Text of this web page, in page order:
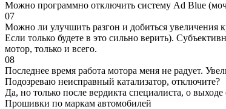
Можно программно отключить систему Ad Blue
07
Можно ли улучшить разгон и добиться увеличения
Если только будете в это сильно верить).
мотор, только и всего.
08
Последнее время работа мотора меня не радует.
Подозреваю неисправный катализатор, отключите?
Да, но только после вердикта специалиста, о
Прошивки по маркам автомобилей